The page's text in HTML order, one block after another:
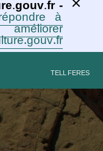
-
à
!
TELL FERES